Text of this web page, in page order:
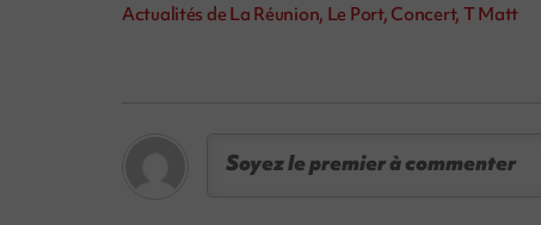
Actualités de La Réunion, Le Port, Concert, T Matt